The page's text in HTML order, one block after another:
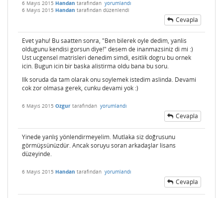
6 Mayıs 2015 Handan tarafından yorumlandı
6 Mayıs 2015 Handan tarafından düzenlendi
Cevapla
Evet yahu! Bu saatten sonra, "Ben bilerek oyle dedim, yanlis
oldugunu kendisi gorsun diye!" desem de inanmazsiniz di mi :)
Ust ucgensel matrisleri denedim simdi, esitlik dogru bu ornek
icin. Bugun icin bir baska alistirma oldu bana bu soru.
Ilk soruda da tam olarak onu soylemek istedim aslinda. Devami
cok zor olmasa gerek, cunku devami yok :)
6 Mayıs 2015 Ozgur tarafından yorumlandı
Cevapla
Yinede yanlış yönlendirmeyelim. Mutlaka siz doğrusunu
görmüşsünüzdür. Ancak soruyu soran arkadaşlar lisans
düzeyinde.
6 Mayıs 2015 Handan tarafından yorumlandı
Cevapla